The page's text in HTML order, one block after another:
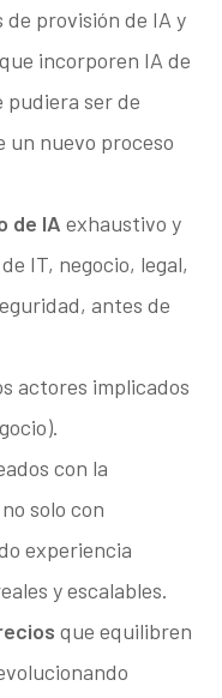
de provisión de IA y
incorporen IA de
pudiera ser de
un nuevo proceso
de IA exhaustivo y
IT, negocio, legal,
antes de
actores implicados
con la
solo con
experiencia
y escalables.
que equilibren